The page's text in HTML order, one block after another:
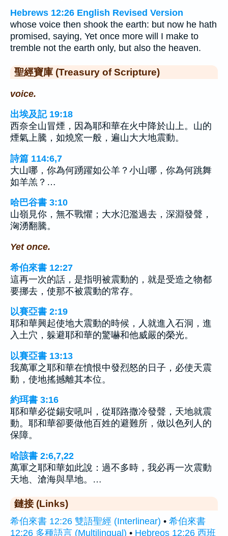
Hebrews 12:26 English Revised Version
whose voice then shook the earth: but now he hath
promised, saying, Yet once more will I make to
tremble not the earth only, but also the heaven.
聖經寶庫 (Treasury of Scripture)
voice.
出埃及記 19:18
西奈全山冒煙，因為耶和華在火中降於山上。山的
煙氣上騰，如燒窯一般，遍山大大地震動。
詩篇 114:6,7
大山哪，你為何踴躍如公羊？小山哪，你為何跳舞
如羊羔？…
哈巴谷書 3:10
山嶺見你，無不戰懼；大水氾濫過去，深淵發聲，
洶湧翻騰。
Yet once.
希伯來書 12:27
這再一次的話，是指明被震動的，就是受造之物都
要挪去，使那不被震動的常存。
以賽亞書 2:19
耶和華興起使地大震動的時候，人就進入石洞，進
入土穴，躲避耶和華的驚嚇和他威嚴的榮光。
以賽亞書 13:13
我萬軍之耶和華在憤恨中發烈怒的日子，必使天震
動，使地搖撼離其本位。
約珥書 3:16
耶和華必從錫安吼叫，從耶路撒冷發聲，天地就震
動。耶和華卻要做他百姓的避難所，做以色列人的
保障。
哈該書 2:6,7,22
萬軍之耶和華如此說：過不多時，我必再一次震動
天地、滄海與旱地。…
鏈接 (Links)
希伯來書 12:26 雙語聖經 (Interlinear) • 希伯來書
12:26 多種語言 (Multilingual) • Hebreos 12:26 西班